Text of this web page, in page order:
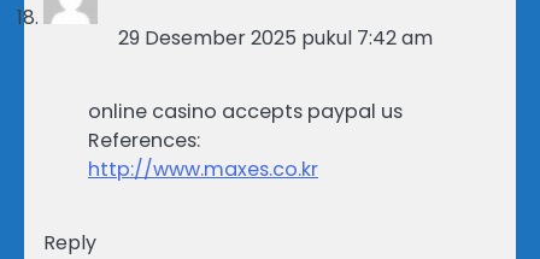
29 Desember 2025 pukul 7:42 am
online casino accepts paypal us
References:
http://www.maxes.co.kr
Reply